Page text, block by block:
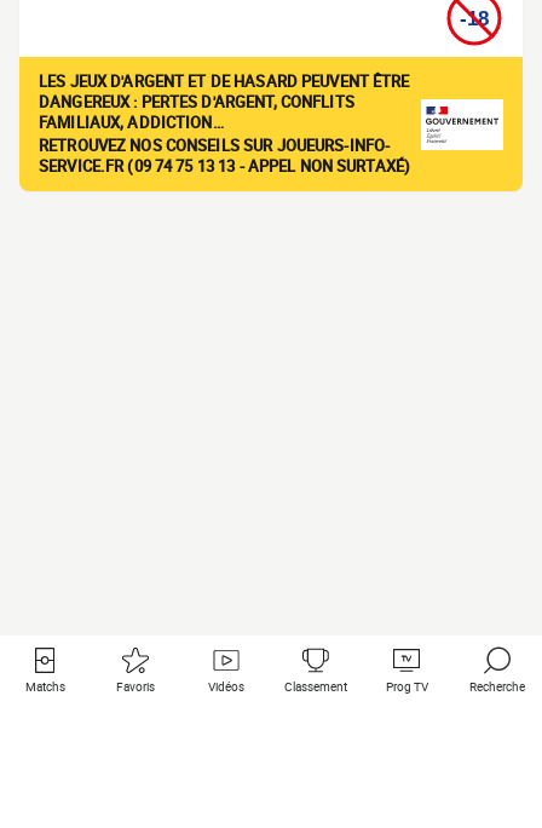
LES JEUX D'ARGENT ET DE HASARD PEUVENT ÊTRE
DANGEREUX : PERTES D'ARGENT, CONFLITS
FAMILIAUX, ADDICTION…
RETROUVEZ NOS CONSEILS SUR JOUEURS-INFO-
SERVICE.FR (09 74 75 13 13 - APPEL NON SURTAXÉ)
Matchs Favoris Vidéos Classement Prog TV Recherche